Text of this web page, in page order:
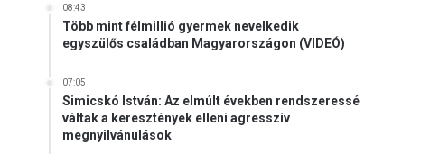
08:43
Több mint félmillió gyermek nevelkedik
egyszülős családban Magyarországon (VIDEÓ)
07:05
Simicskó István: Az elmúlt években rendszeressé
váltak a keresztények elleni agresszív
megnyilvánulások